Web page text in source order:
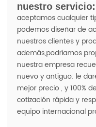
nuestro servicio:
aceptamos cualquier
podemos diseñar de
nuestros clientes y
además,podríamos
nuestra empresa
nuevo y antiguo: le
mejor precio , y 100%
cotización rápida y
equipo internacional